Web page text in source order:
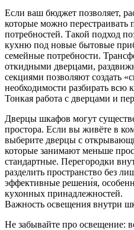
Если ваш бюджет позволяет,
которые можно
потребностей. Такой подход
кухню под новые бытовые
семейные потребности.
откидными дверцами,
секциями позволяют создать
необходимости разбирать всю
Тонкая работа с дверцами и
Дверцы шкафов могут
простора. Если вы живёте в
выберите дверцы с
которые занимают меньше
стандартные. Перегородки
разделить пространство без
эффективные решени́я,
кухонных принадлежностей.
Важность освещения внутри
Не забывайте про освещение: